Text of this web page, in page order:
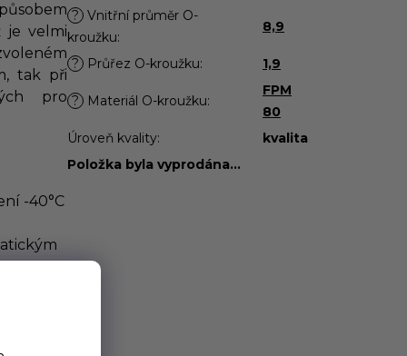
je velmi
tak při
pro
-40°C
? Vnitřní průměr O-
kroužku:
8,9
? Průřez O-kroužku: 1,9
? Materiál O-kroužku:
FPM
80
Úroveň kvality:
kvalita
Položka byla vyprodána…